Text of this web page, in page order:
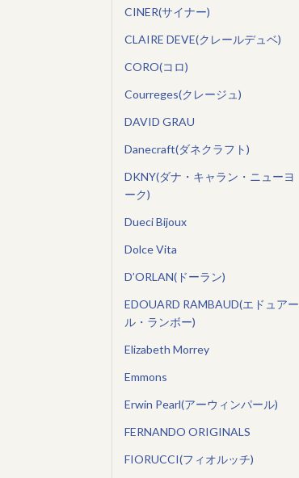
CINER(サイナー)
CLAIRE DEVE(クレールデュベ)
CORO(コロ)
Courreges(クレージュ)
DAVID GRAU
Danecraft(ダネクラフト)
DKNY(ダナ・キャラン・ニューヨ
ーク)
Dueci Bijoux
Dolce Vita
D’ORLAN(ドーラン)
EDOUARD RAMBAUD(エドュアー
ル・ランボー)
Elizabeth Morrey
Emmons
Erwin Pearl(アーウィンパール)
FERNANDO ORIGINALS
FIORUCCI(フィオルッチ)